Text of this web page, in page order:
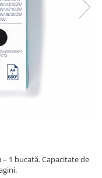
1 bucată. Capacitate de